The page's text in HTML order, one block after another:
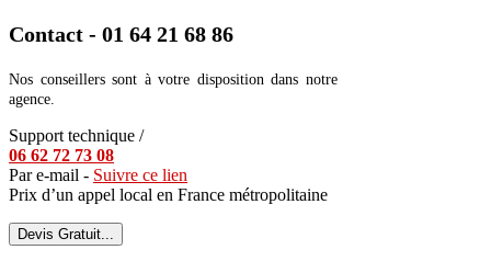
Contact - 01 64 21 68 86
Nos conseillers sont à votre disposition dans notre
agence.
Support technique /
06 62 72 73 08
Par e-mail - Suivre ce lien
Prix d’un appel local en France métropolitaine
Devis Gratuit...